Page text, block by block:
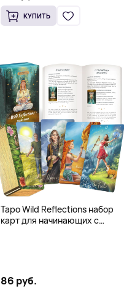
(Твердый переплет)
КУПИТЬ
Таро Wild Reflections набор
карт для начинающих с
86 руб.